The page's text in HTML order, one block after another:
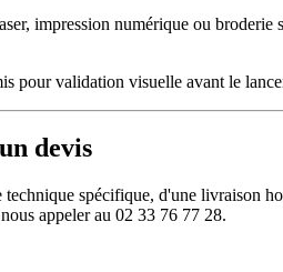
impression numérique ou
pour validation visuelle avant le
devis
spécifique, d'une livraison
appeler au 02 33 76 77 28.